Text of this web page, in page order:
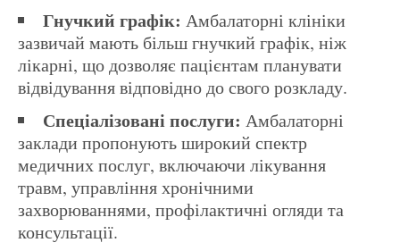
Гнучкий графік: Амбалаторні клініки
зазвичай мають більш гнучкий графік, ніж
лікарні, що дозволяє пацієнтам планувати
відвідування відповідно до свого розкладу.
Спеціалізовані послуги: Амбалаторні
заклади пропонують широкий спектр
медичних послуг, включаючи лікування
травм, управління хронічними
захворюваннями, профілактичні огляди та
консультації.